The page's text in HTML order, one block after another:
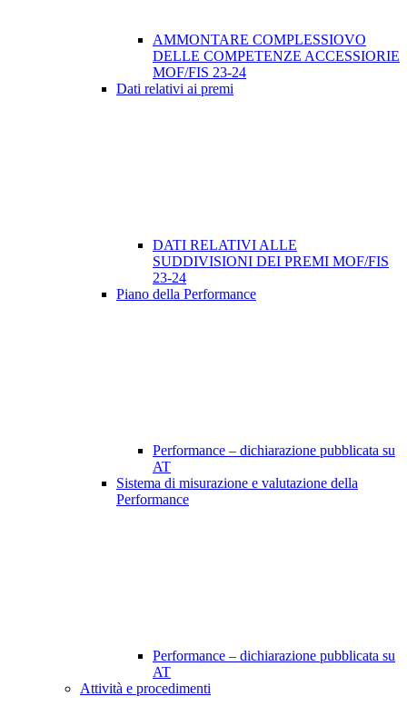
AMMONTARE COMPLESSIOVO
DELLE COMPETENZE ACCESSIORIE
MOF/FIS 23-24
Dati relativi ai premi
DATI RELATIVI ALLE
SUDDIVISIONI DEI PREMI MOF/FIS
23-24
Piano della Performance
Performance – dichiarazione pubblicata su
AT
Sistema di misurazione e valutazione della
Performance
Performance – dichiarazione pubblicata su
AT
Attività e procedimenti